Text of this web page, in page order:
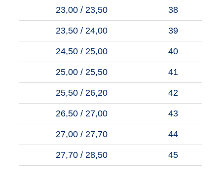
23,00 / 23,50 38
23,50 / 24,00 39
24,50 / 25,00 40
25,00 / 25,50 41
25,50 / 26,20 42
26,50 / 27,00 43
27,00 / 27,70 44
27,70 / 28,50 45